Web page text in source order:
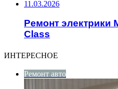
11.03.2026
Ремонт электрики
Class
ИНТЕРЕСНОЕ
Ремонт авто